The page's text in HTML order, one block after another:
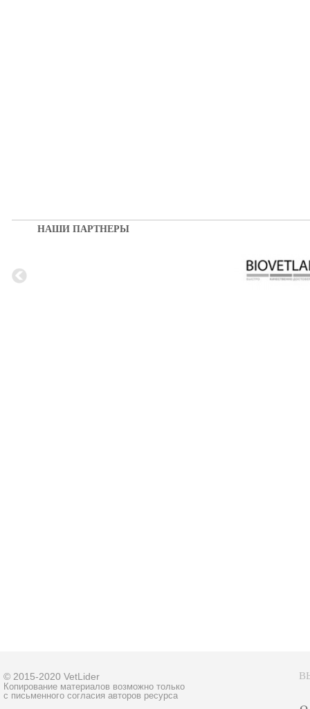
НАШИ ПАРТНЕРЫ
© 2015-2020 VetLider
Копирование материалов возможно только
с письменного согласия авторов ресурса